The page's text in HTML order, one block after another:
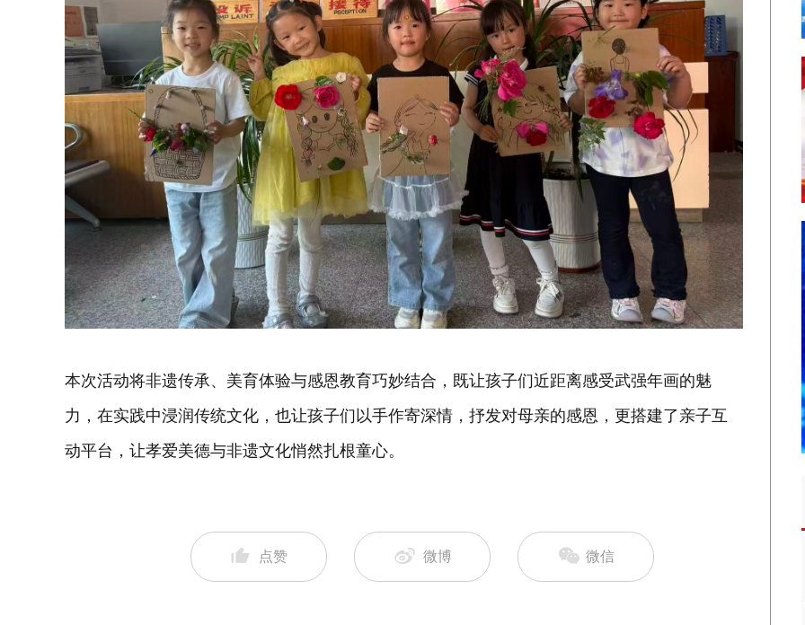
本次活动将非遗传承、美育体验与感恩教育巧妙结合，既让孩子们近距离感受武强年画的魅
力，在实践中浸润传统文化，也让孩子们以手作寄深情，抒发对母亲的感恩，更搭建了亲子互
动平台，让孝爱美德与非遗文化悄然扎根童心。
点赞 微博 微信